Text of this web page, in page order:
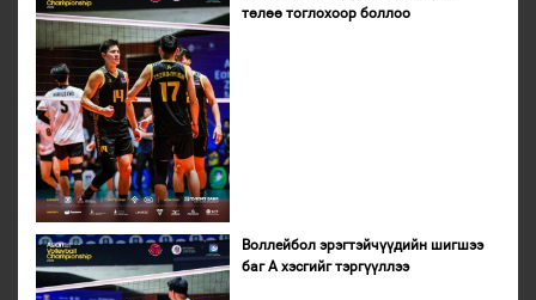
төлөө тоглохоор боллоо
Воллейбол эрэгтэйчүүдийн шигшээ
баг А хэсгийг тэргүүллээ